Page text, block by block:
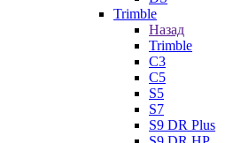
Trimble
Назад
Trimble
C3
C5
S5
S7
S9 DR Plus